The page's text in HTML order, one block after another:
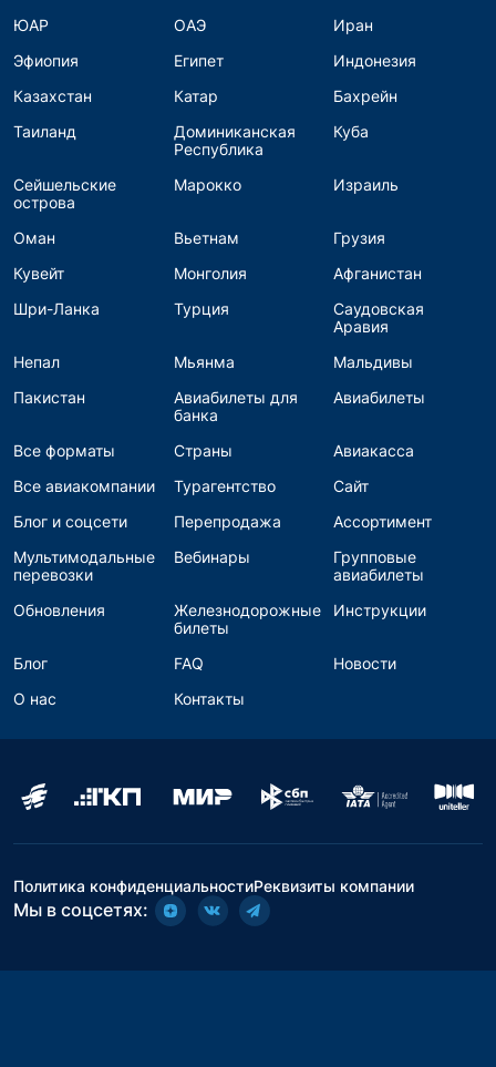
ЮАР
ОАЭ
Иран
Эфиопия
Египет
Индонезия
Казахстан
Катар
Бахрейн
Таиланд
Доминиканская
Республика
Куба
Сейшельские
острова
Марокко Израиль
Оман Вьетнам
Грузия
Кувейт
Монголия
Афганистан
Шри-Ланка
Турция
Саудовская
Аравия
Непал
Мьянма
Мальдивы
Пакистан
Авиабилеты для
банка
Авиабилеты
Все форматы Страны
Авиакасса
Все авиакомпании
Турагентство
Сайт
Блог и соцсети
Перепродажа
Ассортимент
Мультимодальные
перевозки
Вебинары
Групповые
авиабилеты
Обновления
Железнодорожные
билеты
Инструкции
Блог FAQ
Новости
О нас
Контакты
Политика конфиденциальностиРеквизиты компании
Мы в соцсетях: